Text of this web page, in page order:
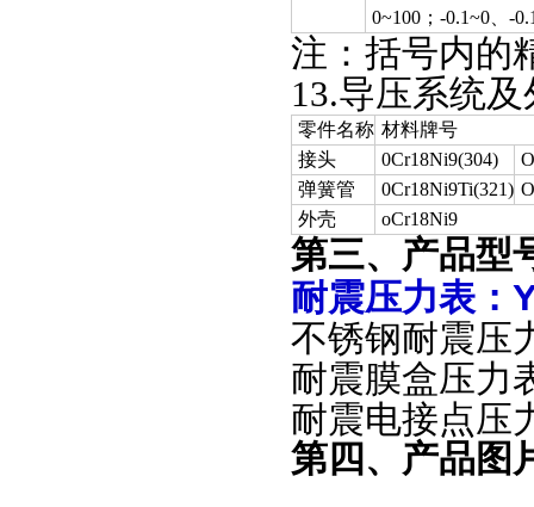
0~100；-0.1~0、-
注：括号内的
13.导压系统
零件名称 材料牌号
接头
0Cr18Ni9(304)
弹簧管
0Cr18Ni9Ti(321)
外壳
oCr18Ni9
第三、产品型
耐震压力表
不锈钢耐震压
耐震膜盒压力
耐震电接点压
第四、产品图